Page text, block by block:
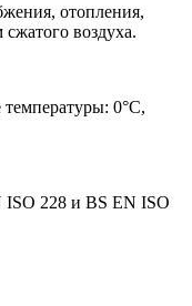
отопления,
воздуха.
0°C,
ISO 228 и BS EN ISO